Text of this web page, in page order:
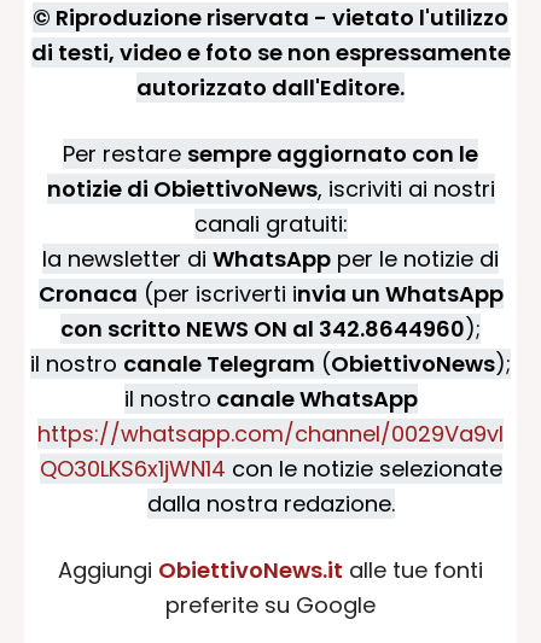
© Riproduzione riservata - vietato l'utilizzo
di testi, video e foto se non espressamente
autorizzato dall'Editore.
Per restare sempre aggiornato con le
notizie di ObiettivoNews, iscriviti ai nostri
canali gratuiti:
la newsletter di WhatsApp per le notizie di
Cronaca (per iscriverti invia un WhatsApp
con scritto NEWS ON al 342.8644960);
il nostro canale Telegram (ObiettivoNews);
il nostro canale WhatsApp
https://whatsapp.com/channel/0029Va9vI
QO30LKS6x1jWN14 con le notizie selezionate
dalla nostra redazione.
Aggiungi ObiettivoNews.it alle tue fonti
preferite su Google